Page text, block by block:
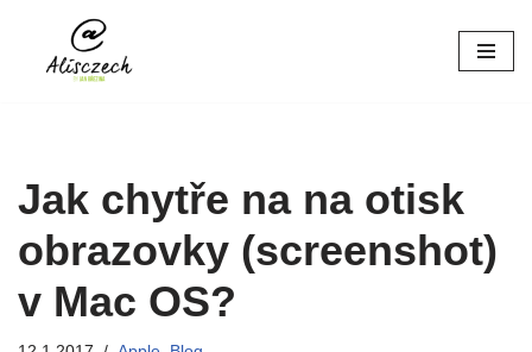
Přeskočit
Jak chytře na na otisk
obrazovky (screenshot)
v Mac OS?